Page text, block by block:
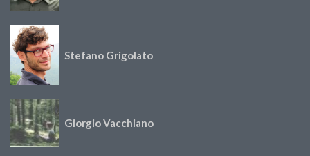
Stefano Grigolato
Giorgio Vacchiano